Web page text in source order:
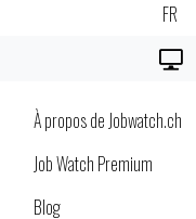
FR
À propos de Jobwatch.ch
Job Watch Premium
Blog